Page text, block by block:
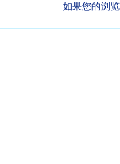
如果您的浏